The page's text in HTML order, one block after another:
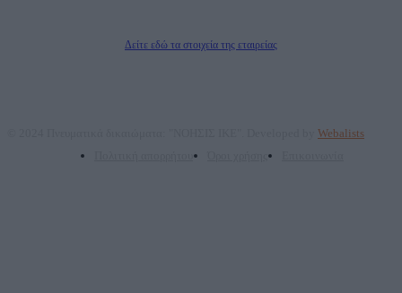
Δείτε εδώ τα στοιχεία της εταιρείας
Webalists